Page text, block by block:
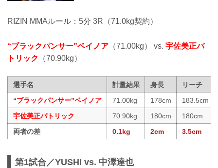
RIZIN MMAルール：5分 3R（71.0kg契約）
“ブラックパンサー”ベイノア （71.00kg） vs. 宇佐美正パ
トリック
（70.90kg）
選手名 計量結果 身長
リーチ
“ブラックパンサー”ベイノア
71.00kg 178cm
183.5cm
宇佐美正パトリック
70.90kg 180cm
180cm
両者の差
0.1kg 2cm 3.5cm
第1試合／YUSHI vs. 中澤達也